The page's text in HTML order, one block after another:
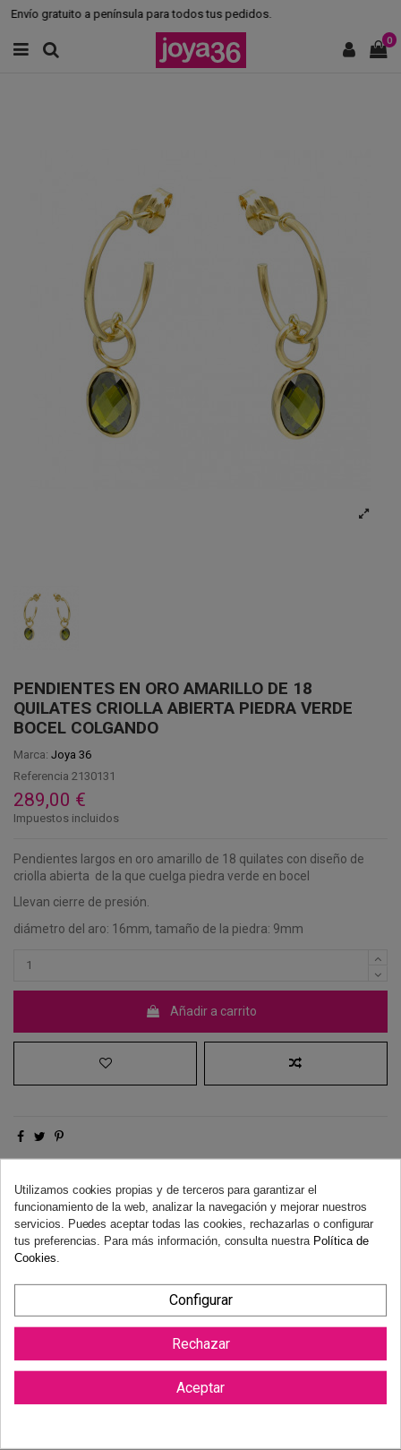
Envío gratuito a península para todos tus pedidos.
0
PENDIENTES EN ORO AMARILLO DE 18
QUILATES CRIOLLA ABIERTA PIEDRA VERDE
BOCEL COLGANDO
Marca: Joya 36
Referencia 2130131
289,00 €
Impuestos incluidos
Pendientes largos en oro amarillo de 18 quilates con diseño de
criolla abierta de la que cuelga piedra verde en bocel
Llevan cierre de presión.
diámetro del aro: 16mm, tamaño de la piedra: 9mm
Añadir a carrito
Dispones de 14 días naturales para desistir de tu compra, sin
necesidad de justificación.
Más información
Utilizamos cookies propias y de terceros para garantizar el
funcionamiento de la web, analizar la navegación y mejorar nuestros
servicios. Puedes aceptar todas las cookies, rechazarlas o configurar
tus preferencias. Para más información, consulta nuestra Política de
Cookies
Configurar
Rechazar
Aceptar